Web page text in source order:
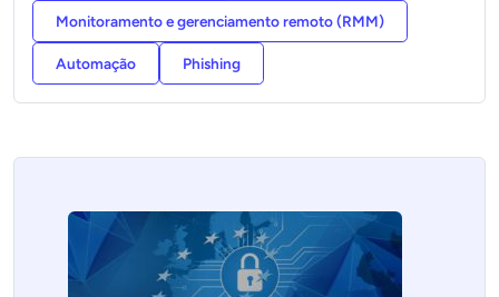
Monitoramento e gerenciamento remoto (RMM)
Automação Phishing